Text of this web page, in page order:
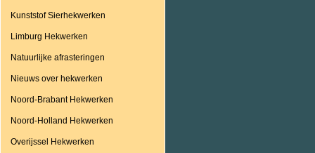
Kunststof Sierhekwerken
Limburg Hekwerken
Natuurlijke afrasteringen
Nieuws over hekwerken
Noord-Brabant Hekwerken
Noord-Holland Hekwerken
Overijssel Hekwerken